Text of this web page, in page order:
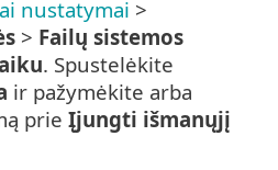
nustatymai >
> Failų sistemos
. Spustelėkite
ir pažymėkite arba
prie Įjungti išmanųjį